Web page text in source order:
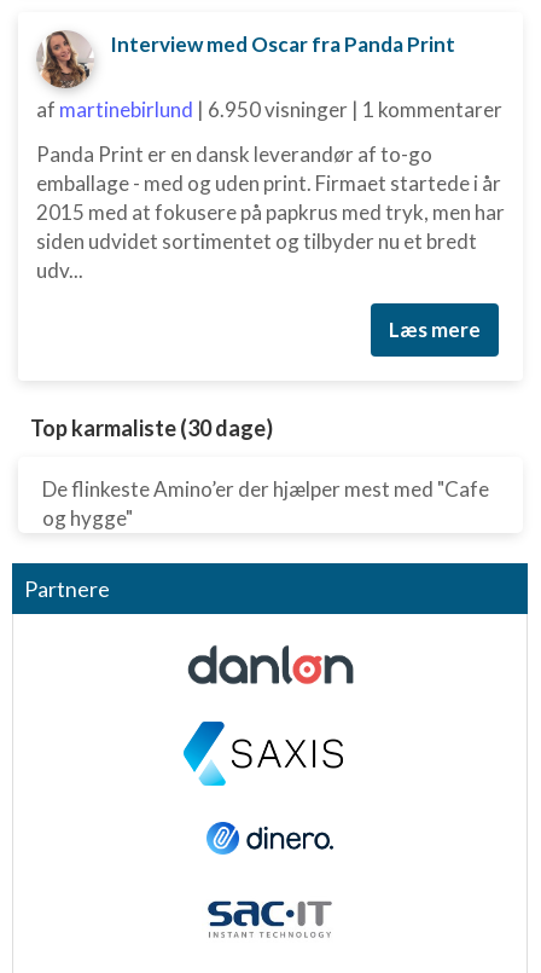
Interview med Oscar fra Panda Print
af martinebirlund | 6.950 visninger | 1 kommentarer
Panda Print er en dansk leverandør af to-go
emballage - med og uden print. Firmaet startede i år
2015 med at fokusere på papkrus med tryk, men har
siden udvidet sortimentet og tilbyder nu et bredt
udv...
Læs mere
Top karmaliste (30 dage)
De flinkeste Amino’er der hjælper mest med "Cafe
og hygge"
Partnere